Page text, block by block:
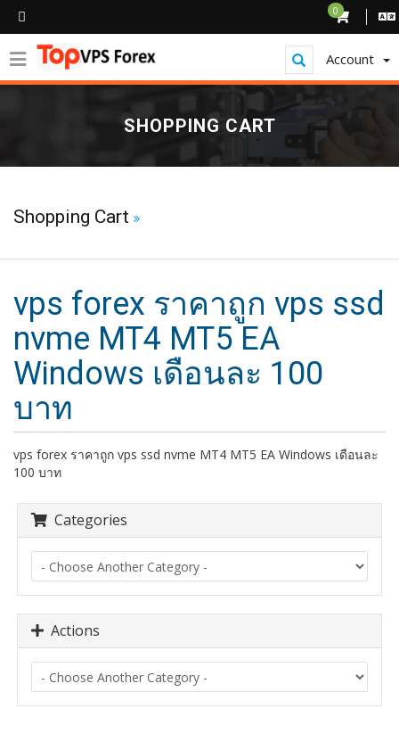
0
Account
SHOPPING CART
Shopping Cart
vps forex ราคาถูก vps ssd
nvme MT4 MT5 EA
Windows เดือนละ 100
บาท
vps forex ราคาถูก vps ssd nvme MT4 MT5 EA Windows เดือนละ
100 บาท
Categories
Actions